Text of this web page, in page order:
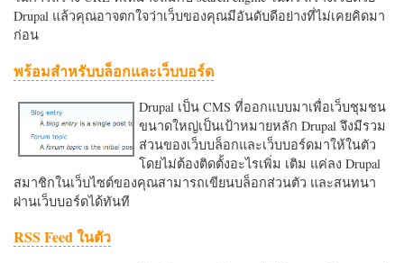
Drupal แล้วคุณอาจตกใจว่าเว็บของคุณมีอันดับดีอย่างที่ไม่เคยคิดมา
ก่อน
พร้อมสำหรับบล็อกและเว็บบอร์ด
Drupal เป็น CMS ที่ออกแบบมาเพื่อเว็บชุมชน
ขนาดใหญ่เป็นเป้าหมายหลัก Drupal จึงมีรวม
ส่วนของเว็บบล็อกและเว็บบอร์ดมาให้ในตัว
โดยไม่ต้องติดตั้งอะไรเพิ่ม เติม แค่ลง Drupal
สมาชิกในเว็บไซต์ของคุณสามารถเขียนบล็อกส่วนตัว และสนทนา
ผ่านเว็บบอร์ดได้ทันที
RSS Feed ในตัว